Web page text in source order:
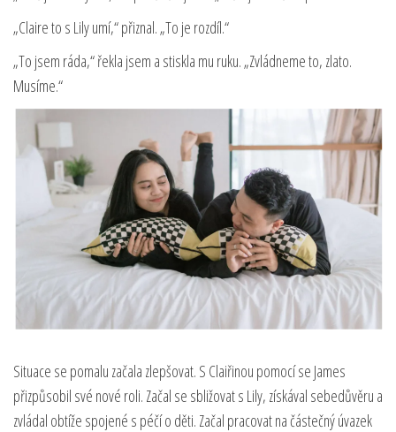
„Claire to s Lily umí,“ přiznal. „To je rozdíl.“
„To jsem ráda,“ řekla jsem a stiskla mu ruku. „Zvládneme to, zlato.
Musíme.“
Situace se pomalu začala zlepšovat. S Claiřinou pomocí se James
přizpůsobil své nové roli. Začal se sbližovat s Lily, získával sebedůvěru a
zvládal obtíže spojené s péčí o děti. Začal pracovat na částečný úvazek